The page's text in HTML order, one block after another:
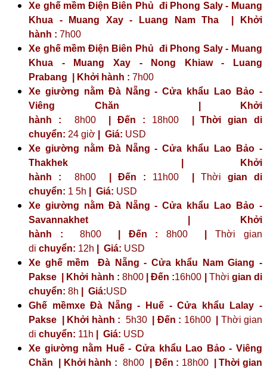
Xe ghế mềm Điện Biên Phủ đi Phong Saly - Muang
Khua - Muang Xay - Luang Nam Tha | Khởi
hành : 7h00
Xe ghế mềm Điện Biên Phủ đi Phong Saly - Muang
Khua - Muang Xay - Nong Khiaw - Luang
Prabang | Khởi hành : 7h00
Xe giường nằm Đà Nẵng - Cửa khẩu Lao Bảo -
Viêng Chăn | Khởi
hành : 8h00| Đến : 18h00| Thời gian di
chuyển: 24 giờ | Giá: USD
Xe giường nằm Đà Nẵng - Cửa khẩu Lao Bảo -
Thakhek | Khởi
hành : 8h00 | Đến : 11h00 Thời gian di
chuyển: 1 5h Giá: USD
Xe giường nằm Đà Nẵng - Cửa khẩu Lao Bảo -
Savannakhet | Khởi
hành : 8h00| Đến : 8h00 |Thời gian
di chuyển: 12h Giá: USD
Xe ghế mềm Đà Nẵng - Cửa khẩu Nam Giang -
Pakse | Khởi hành : 8h00| Đến :16h00 Thời gian di
chuyển: 8h Giá:USD
Ghế mềmxe Đà Nẵng - Huế - Cửa khẩu Lalay -
Pakse | Khởi hành : 5h30| Đến : 16h00| Thời gian
di chuyển: 11h Giá: USD
Xe giường nằm Huế - Cửa khẩu Lao Bảo - Viêng
Chăn | Khởi hành : 8h00| Đến : 18h00| Thời gian